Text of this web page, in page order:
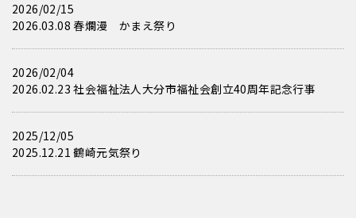
2026/02/15
2026.03.08 春爛漫 かまえ祭り
2026/02/04
2026.02.23 社会福祉法人大分市福祉会創立40周年記念行事
2025/12/05
2025.12.21 鶴崎元気祭り